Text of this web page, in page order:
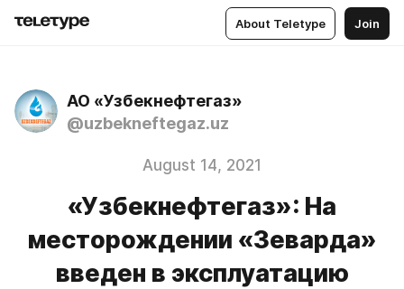
About Teletype Join
АО «Узбекнефтегаз»
@uzbekneftegaz.uz
August 14, 2021
«Узбекнефтегаз»: На
месторождении «Зеварда»
введен в эксплуатацию